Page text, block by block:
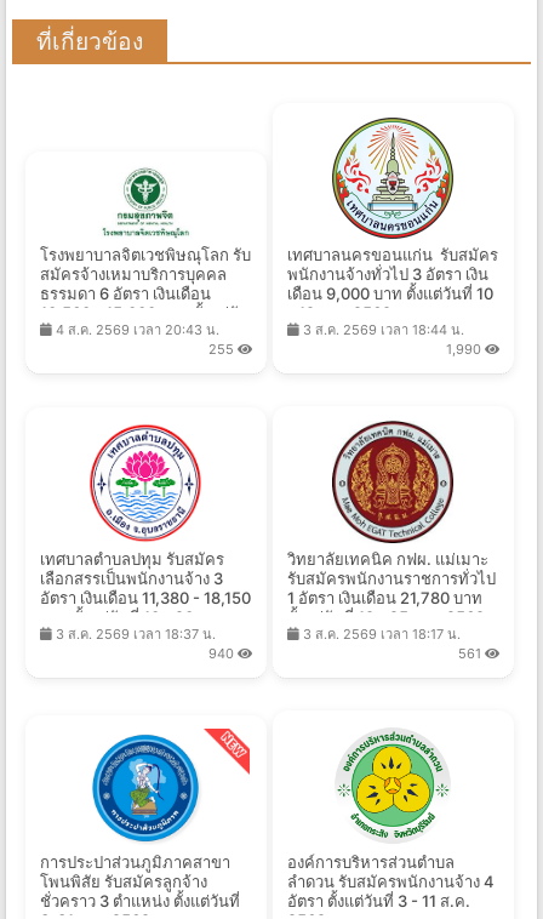
ที่เกี่ยวข้อง
โรงพยาบาลจิตเวชพิษณุโลก รับ
สมัครจ้างเหมาบริการบุคคล
ธรรมดา 6 อัตรา เงินเดือน
10,560 - 15,000 บาท ตั้งแต่วัน
ที่ 3-11 ส.ค. 2569
4 ส.ค. 2569 เวลา 20:43 น.
255
เทศบาลนครขอนแก่น รับสมัคร
พนักงานจ้างทั่วไป 3 อัตรา เงิน
เดือน 9,000 บาท ตั้งแต่วันที่ 10
- 19 ส.ค. 2569
3 ส.ค. 2569 เวลา 18:44 น.
1,990
เทศบาลตําบลปทุม รับสมัคร
เลือกสรรเป็นพนักงานจ้าง 3
อัตรา เงินเดือน 11,380 - 18,150
บาท ตั้งแต่วันที่ 10 - 20 ส.ค.
25693 ส.ค. 2569 เวลา 18:37 น.
940
วิทยาลัยเทคนิค กฟผ. แม่เมาะ
รับสมัครพนักงานราชการทั่วไป
1 อัตรา เงินเดือน 21,780 บาท
ตั้งแต่วันที่ 19 - 25 ส.ค. 2569
3 ส.ค. 2569 เวลา 18:17 น.
561
การประปาส่วนภูมิภาคสาขา
โพนพิสัย รับสมัครลูกจ้าง
ชั่วคราว 3 ตำแหน่ง ตั้งแต่วันที่
องค์การบริหารส่วนตำบล
ลำดวน รับสมัครพนักงานจ้าง 4
อัตรา ตั้งแต่วันที่ 3 - 11 ส.ค.